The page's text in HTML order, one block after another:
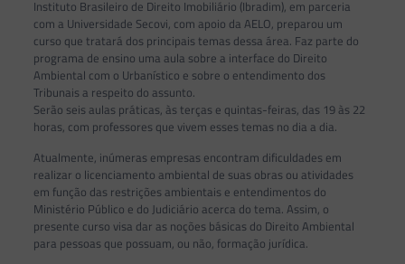
Instituto Brasileiro de Direito Imobiliário (Ibradim), em parceria
com a Universidade Secovi, com apoio da AELO, preparou um
curso que tratará dos principais temas dessa área. Faz parte do
programa de ensino uma aula sobre a interface do Direito
Ambiental com o Urbanístico e sobre o entendimento dos
Tribunais a respeito do assunto.
Serão seis aulas práticas, às terças e quintas-feiras, das 19 às 22
horas, com professores que vivem esses temas no dia a dia.
Atualmente, inúmeras empresas encontram dificuldades em
realizar o licenciamento ambiental de suas obras ou atividades
em função das restrições ambientais e entendimentos do
Ministério Público e do Judiciário acerca do tema. Assim, o
presente curso visa dar as noções básicas do Direito Ambiental
para pessoas que possuam, ou não, formação jurídica.